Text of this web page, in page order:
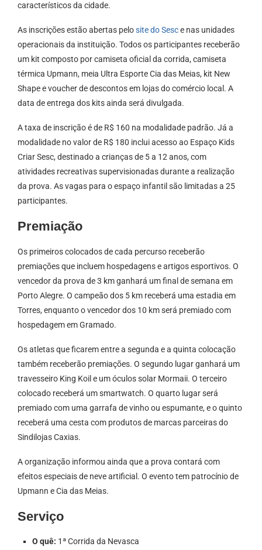
característicos da cidade.
As inscrições estão abertas pelosite do Sesce nas unidades
operacionais da instituição. Todos os participantes receberão
um kit composto por camiseta oficial da corrida, camiseta
térmica Upmann, meia Ultra Esporte Cia das Meias, kit New
Shape e voucher de descontos em lojas do comércio local. A
data de entrega dos kits ainda será divulgada.
A taxa de inscrição é de R$ 160 na modalidade padrão. Já a
modalidade no valor de R$ 180 inclui acesso ao Espaço Kids
Criar Sesc, destinado a crianças de 5 a 12 anos, com
atividades recreativas supervisionadas durante a realização
da prova. As vagas para o espaço infantil são limitadas a 25
participantes.
Premiação
Os primeiros colocados de cada percurso receberão
premiações que incluem hospedagens e artigos esportivos. O
vencedor da prova de 3 km ganhará um final de semana em
Porto Alegre. O campeão dos 5 km receberá uma estadia em
Torres, enquanto o vencedor dos 10 km será premiado com
hospedagem em Gramado.
Os atletas que ficarem entre a segunda e a quinta colocação
também receberão premiações. O segundo lugar ganhará um
travesseiro King Koil e um óculos solar Mormaii. O terceiro
colocado receberá um smartwatch. O quarto lugar será
premiado com uma garrafa de vinho ou espumante, e o quinto
receberá uma cesta com produtos de marcas parceiras do
Sindilojas Caxias.
A organização informou ainda que a prova contará com
efeitos especiais de neve artificial. O evento tem patrocínio de
Upmann e Cia das Meias.
Serviço
O quê: 1ª Corrida da Nevasca